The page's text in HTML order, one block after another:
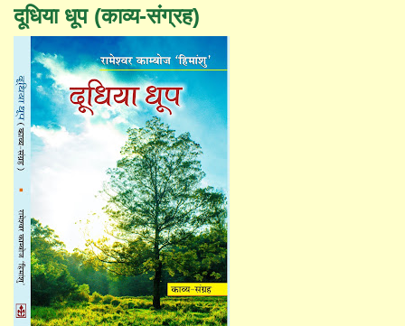
दूधिया धूप (काव्य-संग्रह)